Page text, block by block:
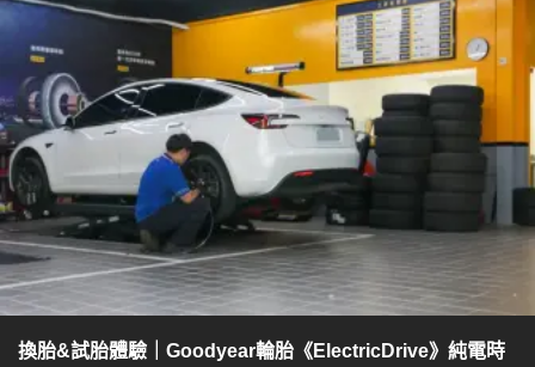
換胎&試胎體驗｜Goodyear輪胎《ElectricDrive》純電時